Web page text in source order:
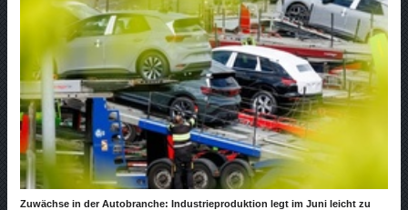
Zuwächse in der Autobranche: Industrieproduktion legt im Juni leicht zu